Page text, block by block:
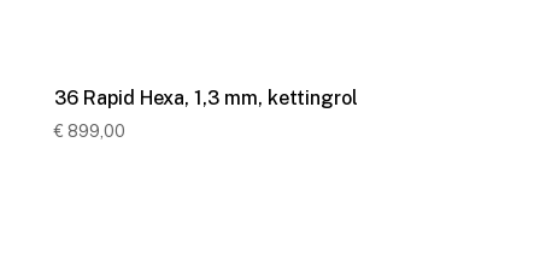
36 Rapid Hexa, 1,3 mm, kettingrol
€ 899,00